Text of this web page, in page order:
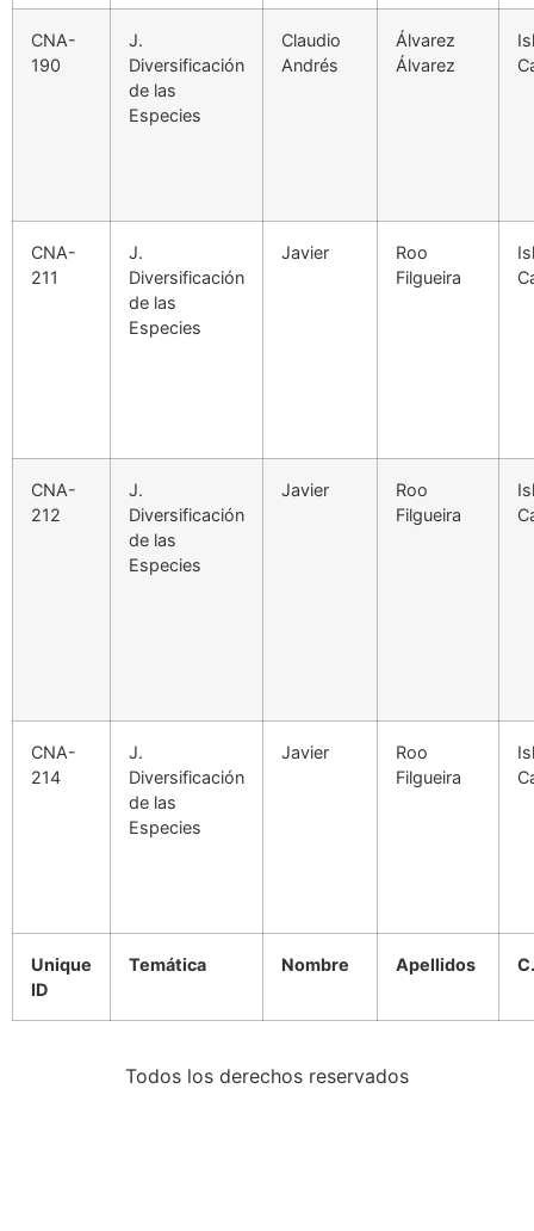
CNA-
190
J.
Diversificación
de las
Especies
Claudio
Andrés
Álvarez
Álvarez
CNA-
211
J.
Diversificación
de las
Especies
Javier
Roo
Filgueira
CNA-
212
J.
Diversificación
de las
Especies
Javier
Roo
Filgueira
CNA-
214
J.
Diversificación
de las
Especies
Javier
Roo
Filgueira
Unique
ID
Temática Nombre Apellidos
Todos los derechos reservados